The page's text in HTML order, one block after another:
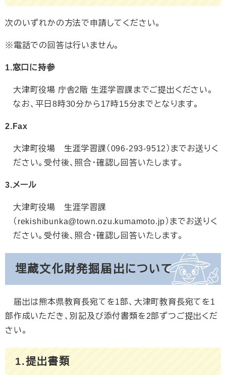
次のいずれかの方法で申請してください。
※電話での回答は行いません。
1.窓口に持参
大津町役場 庁舎2階 生涯学習課までご提出ください。
なお、平日8時30分から17時15分までとなります。
2.Fax
大津町役場 生涯学習課（096-293-9512）までお送りく
ださい。受付後、照合・確認し回答いたします。
3.メール
大津町役場 生涯学習課
（rekishibunka@town.ozu.kumamoto.jp​）までお送りく
ださい。受付後、照合・確認し回答いたします。
埋蔵文化財発掘届出について
届出は熊本県教育長宛てを1部、大津町教育長宛てを1
部作成いただき、別記及び添付書類を2部ずつご提出くだ
さい。
1.提出書類